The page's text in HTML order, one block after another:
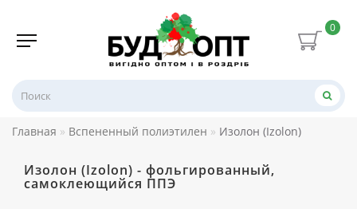
0
Главная Вспененный полиэтилен Изолон (Izolon)
Изолон (Izolon) - фольгированный,
самоклеющийся ППЭ